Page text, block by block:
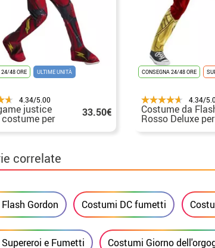
24/48 ORE ULTIME UNITÀ
4.34/5.00
justice
costume per 33.50€
CONSEGNA 24/48 ORE
4.34/
Costume da
Rosso Deluxe per
correlate
Gordon Costumi DC fumetti
e Fumetti Costumi Giorno